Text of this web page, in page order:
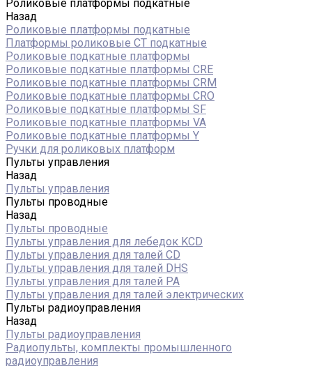
Роликовые платформы подкатные
Назад
Роликовые платформы подкатные
Платформы роликовые СТ подкатные
Роликовые подкатные платформы
Роликовые подкатные платформы CRE
Роликовые подкатные платформы CRM
Роликовые подкатные платформы CRO
Роликовые подкатные платформы SF
Роликовые подкатные платформы VA
Роликовые подкатные платформы Y
Ручки для роликовых платформ
Пульты управления
Назад
Пульты управления
Пульты проводные
Назад
Пульты проводные
Пульты управления для лебедок KCD
Пульты управления для талей CD
Пульты управления для талей DHS
Пульты управления для талей РА
Пульты управления для талей электрических
Пульты радиоуправления
Назад
Пульты радиоуправления
Радиопульты, комплекты промышленного
радиоуправления